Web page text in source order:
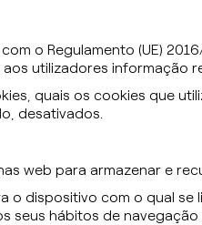
o Regulamento (UE)
utilizadores
quais os cookies que
desativados.
web para armazenar e
o dispositivo com o qual
seus hábitos de